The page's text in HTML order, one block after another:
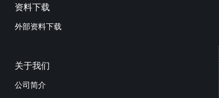
资料下载
外部资料下载
关于我们
公司简介